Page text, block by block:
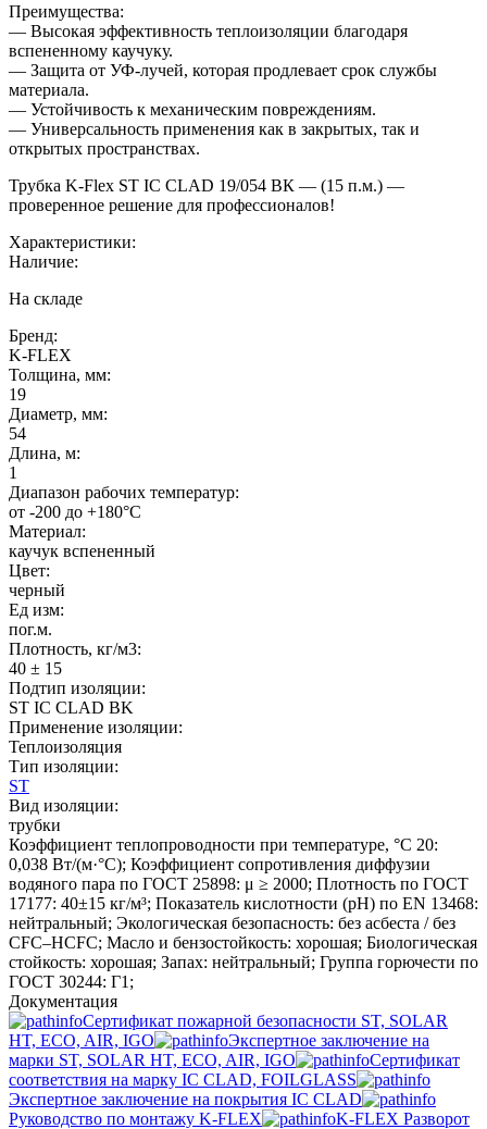
Преимущества:
— Высокая эффективность теплоизоляции благодаря
вспененному каучуку.
— Защита от УФ-лучей, которая продлевает срок службы
материала.
— Устойчивость к механическим повреждениям.
— Универсальность применения как в закрытых, так и
открытых пространствах.
Трубка K-Flex ST IC CLAD 19/054 ВК — (15 п.м.) —
проверенное решение для профессионалов!
Характеристики:
Наличие:
На складе
Бренд:
K-FLEX
Толщина, мм:
19
Диаметр, мм:
54
Длина, м:
1
Диапазон рабочих температур:
от -200 до +180°C
Материал:
каучук вспененный
Цвет:
черный
Ед изм:
пог.м.
Плотность, кг/м3:
40 ± 15
Подтип изоляции:
ST IC CLAD BK
Применение изоляции:
Теплоизоляция
Тип изоляции:
ST
Вид изоляции:
трубки
Коэффициент теплопроводности при температуре, °C 20:
0,038 Вт/(м·°C); Коэффициент сопротивления диффузии
водяного пара по ГОСТ 25898: μ ≥ 2000; Плотность по ГОСТ
17177: 40±15 кг/м³; Показатель кислотности (pH) по EN 13468:
нейтральный; Экологическая безопасность: без асбеста / без
CFC–HCFC; Масло и бензостойкость: хорошая; Биологическая
стойкость: хорошая; Запах: нейтральный; Группа горючести по
ГОСТ 30244: Г1;
Документация
Сертификат пожарной безопасности ST, SOLAR
HT, ECO, AIR, IGO
Экспертное заключение на
марки ST, SOLAR HT, ECO, AIR, IGO
Сертификат
соответствия на марку IC CLAD, FOILGLASS
Экспертное заключение на покрытия IC CLAD
Руководство по монтажу K-FLEX
K-FLEX Разворот